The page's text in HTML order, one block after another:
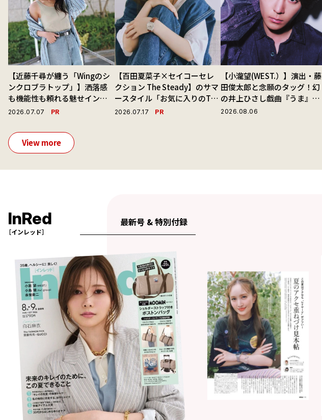
【近藤千尋が纏う「Wingのシ
ンクロブラトップ」】洒落感
も機能性も頼れる魅せインナ
ーで毎日を心地よくアプデ！
2026.07.07 PR
【百田夏菜子×セイコーセレ
クション The Steady】のサマ
ースタイル「お気に入りのTシ
ャツと最高の時計と。」
2026.07.17 PR
【小瀧望(WEST.）】演出・藤
田俊太郎と念願のタッグ！幻
の井上ひさし戯曲『うま』で
演じる“爽快な悪人”の魅力と
2026.08.06
View more
InRed
［インレッド］
最新号 & 特別付録